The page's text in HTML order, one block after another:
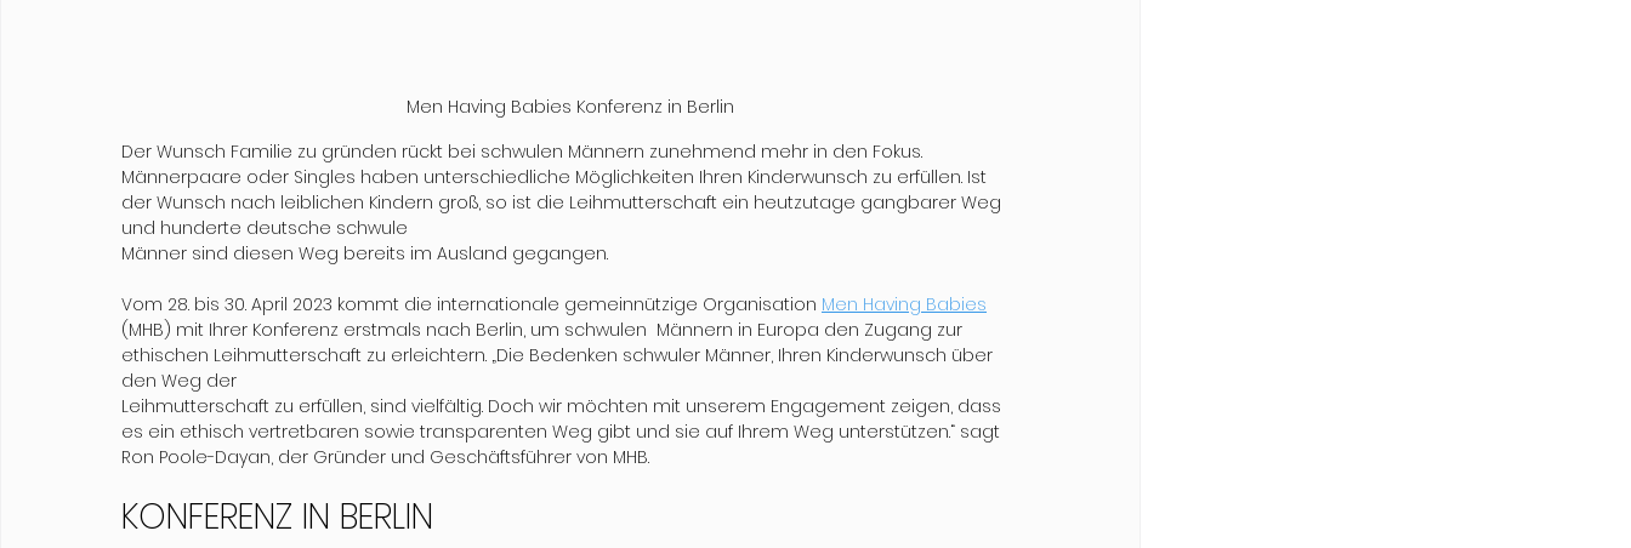
Men Having Babies Konferenz in Berlin
Der Wunsch Familie zu gründen rückt bei schwulen Männern zunehmend mehr in den Fokus.
Männerpaare oder Singles haben unterschiedliche Möglichkeiten Ihren Kinderwunsch zu erfüllen. Ist
der Wunsch nach leiblichen Kindern groß, so ist die Leihmutterschaft ein heutzutage gangbarer Weg
und hunderte deutsche schwule
Männer sind diesen Weg bereits im Ausland gegangen.
Vom 28. bis 30. April 2023 kommt die internationale gemeinnützige Organisation Men Having Babies
(MHB) mit Ihrer Konferenz erstmals nach Berlin, um schwulen  Männern in Europa den Zugang zur
ethischen Leihmutterschaft zu erleichtern. „Die Bedenken schwuler Männer, Ihren Kinderwunsch über
den Weg der
Leihmutterschaft zu erfüllen, sind vielfältig. Doch wir möchten mit unserem Engagement zeigen, dass
es ein ethisch vertretbaren sowie transparenten Weg gibt und sie auf Ihrem Weg unterstützen.“ sagt
Ron Poole-Dayan, der Gründer und Geschäftsführer von MHB.
KONFERENZ IN BERLIN